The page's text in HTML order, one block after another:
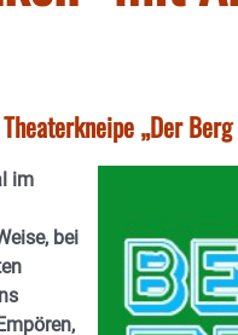
„Der
im
bei